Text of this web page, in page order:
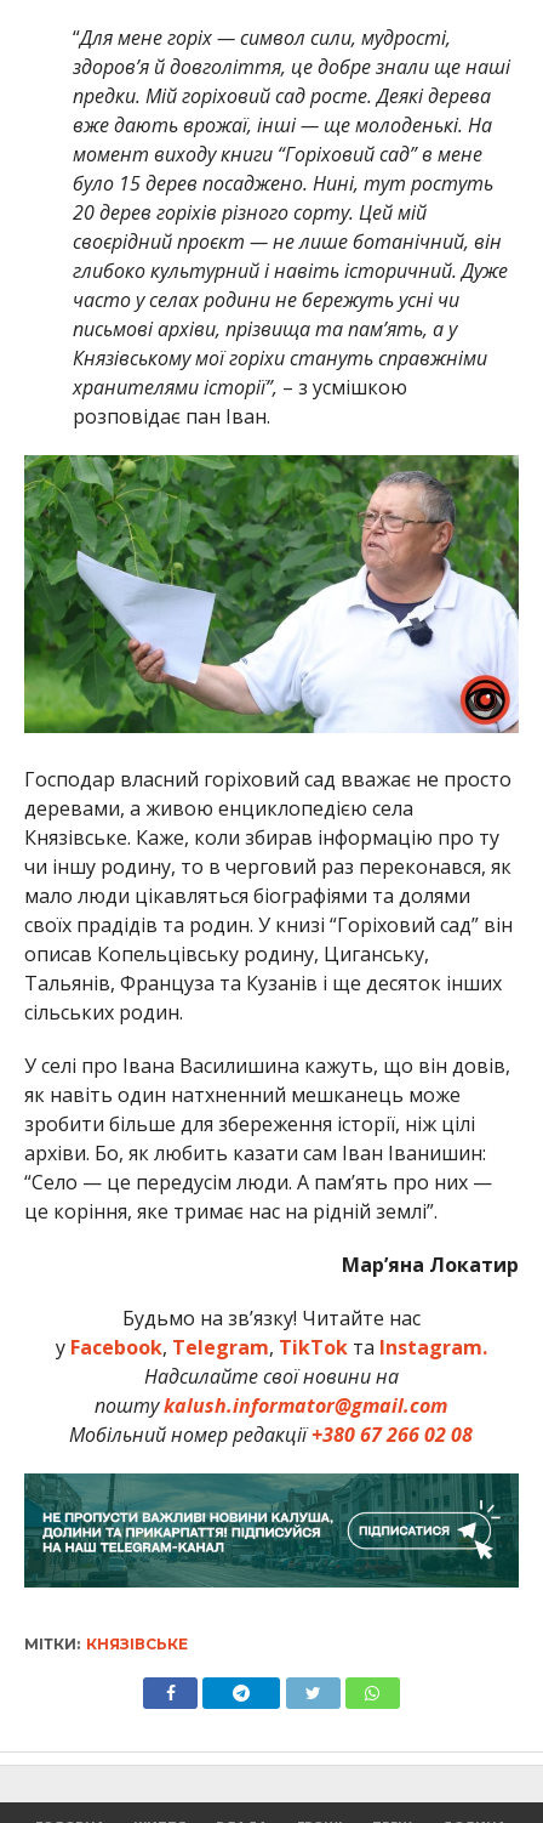
“Для мене горіх — символ сили, мудрості,
здоров’я й довголіття, це добре знали ще наші
предки. Мій горіховий сад росте. Деякі дерева
вже дають врожаї, інші — ще молоденькі. На
момент виходу книги “Горіховий сад” в мене
було 15 дерев посаджено. Нині, тут ростуть
20 дерев горіхів різного сорту. Цей мій
своєрідний проєкт — не лише ботанічний, він
глибоко культурний і навіть історичний. Дуже
часто у селах родини не бережуть усні чи
письмові архіви, прізвища та пам’ять, а у
Князівському мої горіхи стануть справжніми
хранителями історії”, – з усмішкою
розповідає пан Іван.
Господар власний горіховий сад вважає не просто
деревами, а живою енциклопедією села
Князівське. Каже, коли збирав інформацію про ту
чи іншу родину, то в черговий раз переконався, як
мало люди цікавляться біографіями та долями
своїх прадідів та родин. У книзі “Горіховий сад” він
описав Копельцівську родину, Циганську,
Тальянів, Француза та Кузанів і ще десяток інших
сільських родин.
У селі про Івана Василишина кажуть, що він довів,
як навіть один натхненний мешканець може
зробити більше для збереження історії, ніж цілі
архіви. Бо, як любить казати сам Іван Іванишин:
“Село — це передусім люди. А пам’ять про них —
це коріння, яке тримає нас на рідній землі”.
Мар’яна Локатир
Будьмо на зв’язку! Читайте нас
у Facebook, Telegram, TikTokта Instagram.
Надсилайте свої новини на
поштуkalush.informator@gmail.com
Мобільний номер редакції+380 67 266 02 08
МІТКИ: КНЯЗІВСЬКЕ